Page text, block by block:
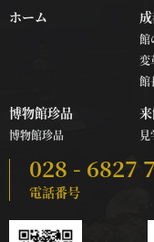
ホーム
館
変
館
博物館珍品
博物館珍品 見
028 - 6827
電話番号